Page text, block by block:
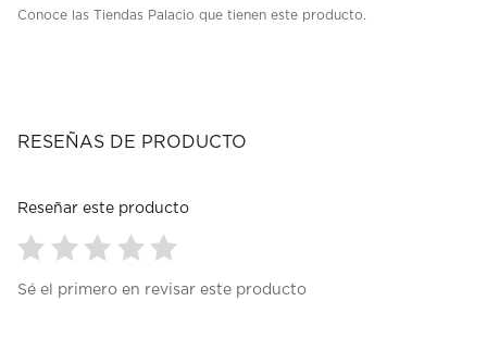
Conoce las Tiendas Palacio que tienen este producto.
RESEÑAS DE PRODUCTO
Reseñar este producto
paraparaparaparapara
Sé el primero en revisar este producto